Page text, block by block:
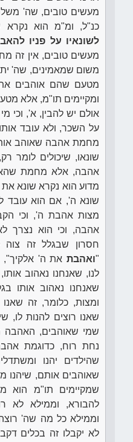
מעשים טובים, שה'
כנ"ל, ומ"מ הוא
לשונאיו על פניו
מעשים טובים, אין זה
משום שמאמינים, שה'
מטעם שהם אוהבים
ומקיימים תו"מ, אלא
אולם יש להבין, א', וכי
על השכר, ולא עובד
מחמת אהבה שאוהב
שונאו, שיכולים לומר
אהבה, אלא מחמת
מדוע הוא נקרא שונא
שונא ה', אם הוא עובד
מצות אהבת ה', וכי
אהבה, וכי הוא נצרך
חסרון שבגלל זה צוה
"ואהבת את ה' אלקיך",
לנו, שאנחנו נאהוב
שאנחנו נאהוב אותו
ומצות, כלומר, זה
שאנו רוצים להנות לו,
שמי שאוהבים, האהבה
נחת רוח, כדוגמת
שהילדים יהנו
שאוהבים אותם, שיהנו
שמקיימים תו"מ
להבורא, וממילא לא
וממילא כל מה שה'
לא יקבלו זה בכלים